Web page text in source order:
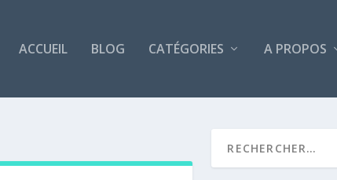
ACCUEIL BLOG CATÉGORIES A PROPOS